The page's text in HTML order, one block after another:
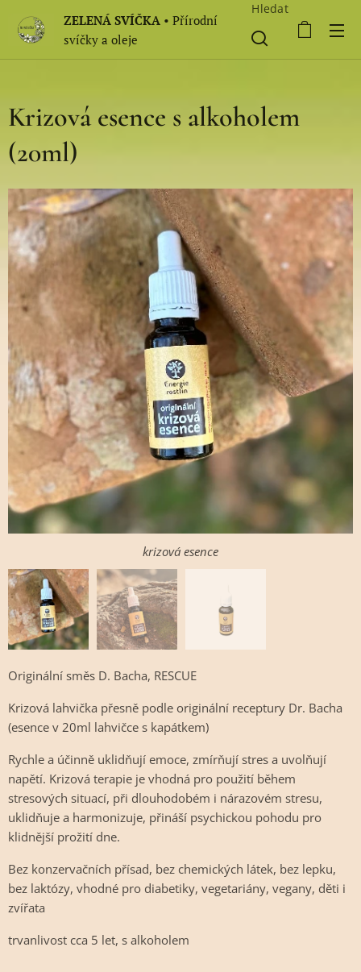
ZELENÁ SVÍČKA • Přírodní
svíčky a oleje
Hledat
Krizová esence s alkoholem
(20ml)
krizová esence
Originální směs D. Bacha, RESCUE
Krizová lahvička přesně podle originální receptury Dr. Bacha
(esence v 20ml lahvičce s kapátkem)
Rychle a účinně uklidňují emoce, zmírňují stres a uvolňují
napětí. Krizová terapie je vhodná pro použití během
stresových situací, při dlouhodobém i nárazovém stresu,
uklidňuje a harmonizuje, přináší psychickou pohodu pro
klidnější prožití dne.
Bez konzervačních přísad, bez chemických látek, bez lepku,
bez laktózy, vhodné pro diabetiky, vegetariány, vegany, děti i
zvířata
trvanlivost cca 5 let, s alkoholem